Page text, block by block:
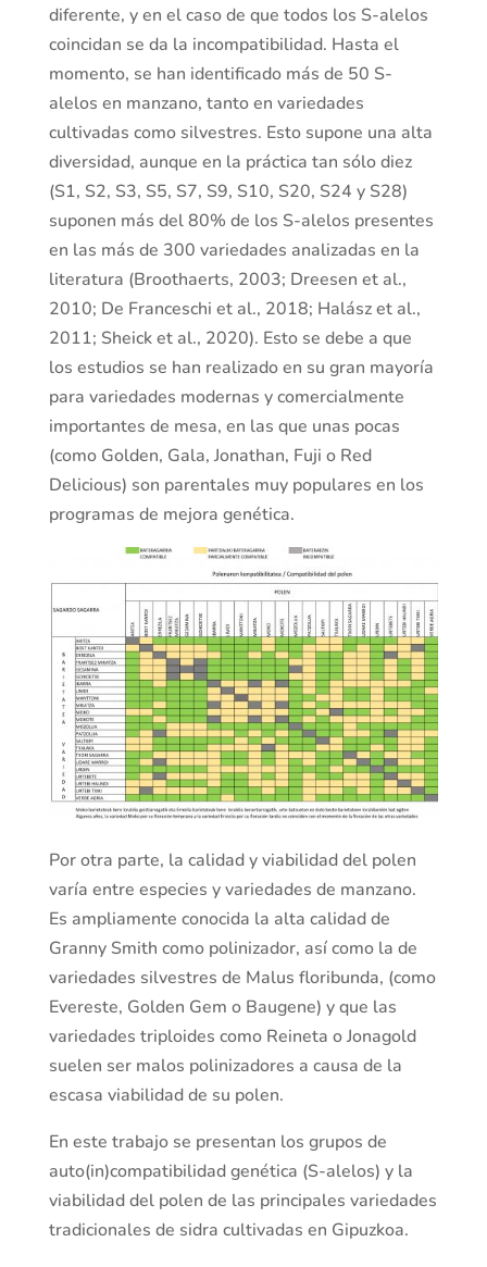
diferente, y en el caso de que todos los S-alelos
coincidan se da la incompatibilidad. Hasta el
momento, se han identificado más de 50 S-
alelos en manzano, tanto en variedades
cultivadas como silvestres. Esto supone una alta
diversidad, aunque en la práctica tan sólo diez
(S1, S2, S3, S5, S7, S9, S10, S20, S24 y S28)
suponen más del 80% de los S-alelos presentes
en las más de 300 variedades analizadas en la
literatura (Broothaerts, 2003; Dreesen et al.,
2010; De Franceschi et al., 2018; Halász et al.,
2011; Sheick et al., 2020). Esto se debe a que
los estudios se han realizado en su gran mayoría
para variedades modernas y comercialmente
importantes de mesa, en las que unas pocas
(como Golden, Gala, Jonathan, Fuji o Red
Delicious) son parentales muy populares en los
programas de mejora genética.
Por otra parte, la calidad y viabilidad del polen
varía entre especies y variedades de manzano.
Es ampliamente conocida la alta calidad de
Granny Smith como polinizador, así como la de
variedades silvestres de Malus floribunda, (como
Evereste, Golden Gem o Baugene) y que las
variedades triploides como Reineta o Jonagold
suelen ser malos polinizadores a causa de la
escasa viabilidad de su polen.
En este trabajo se presentan los grupos de
auto(in)compatibilidad genética (S-alelos) y la
viabilidad del polen de las principales variedades
tradicionales de sidra cultivadas en Gipuzkoa.